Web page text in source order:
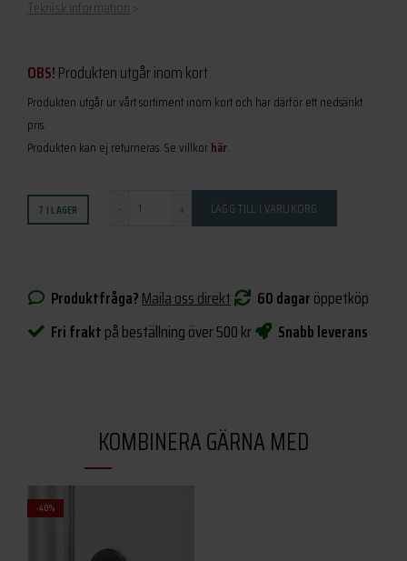
Teknisk information
OBS!Produkten utgår inom kort
Produkten utgår ur vårt sortiment inom kort och har därför ett nedsänkt
pris.
Produkten kan ej returneras. Se villkorhär.
7 I LAGER LÄGG TILL I VARUKORG
Produktfråga?Maila oss direkt 60 dagaröppetköp
Fri fraktpå beställning över 500 kr Snabb leverans
KOMBINERA GÄRNA MED
-40%